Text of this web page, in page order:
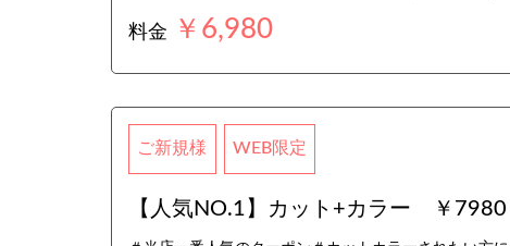
料金 ￥6,980
ご新規様 WEB限定
【人気NO.1】カット+カラー ￥7980